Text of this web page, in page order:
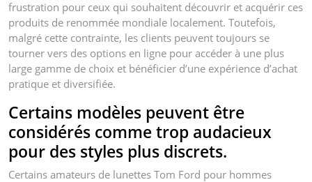
frustration pour ceux qui souhaitent découvrir et acquérir ces
produits de renommée mondiale localement. Toutefois,
malgré cette contrainte, les clients peuvent toujours se
tourner vers des options en ligne pour accéder à une plus
large gamme de choix et bénéficier d’une expérience d’achat
pratique et diversifiée.
Certains modèles peuvent être
considérés comme trop audacieux
pour des styles plus discrets.
Certains amateurs de lunettes Tom Ford pour hommes